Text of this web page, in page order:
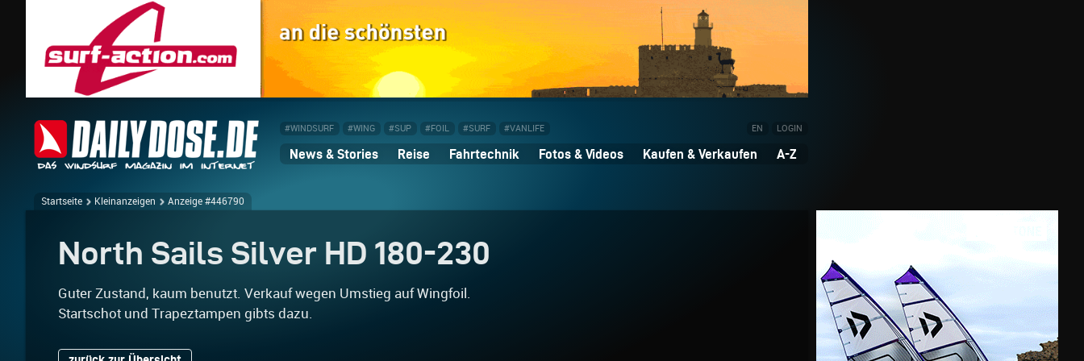
#WINDSURF #WING #SUP #FOIL #SURF #VANLIFE EN LOGIN
News & Stories Reise Fahrtechnik Fotos & Videos Kaufen & Verkaufen A-Z
Startseite Kleinanzeigen Anzeige #446790
North Sails Silver HD 180-230
Guter Zustand, kaum benutzt. Verkauf wegen Umstieg auf Wingfoil.
Startschot und Trapeztampen gibts dazu.